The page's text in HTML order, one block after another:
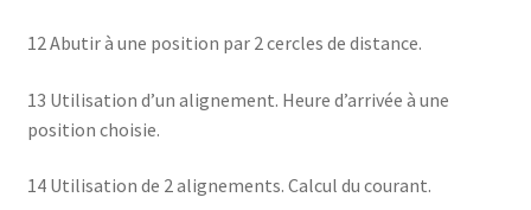
12 Abutir à une position par 2 cercles de distance.
13 Utilisation d’un alignement. Heure d’arrivée à une
position choisie.
14 Utilisation de 2 alignements. Calcul du courant.